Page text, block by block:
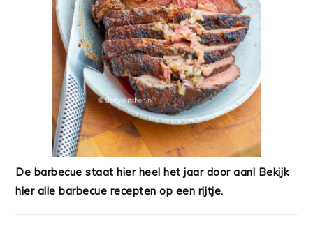
De barbecue staat hier heel het jaar door aan! Bekijk
hier alle barbecue recepten op een rijtje.